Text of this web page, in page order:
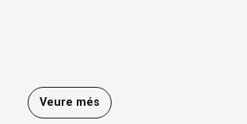
Veure més